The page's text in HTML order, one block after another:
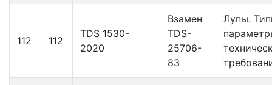
112 112
TDS 1530-
2020
Взамен
TDS-
25706-
83
Лупы.